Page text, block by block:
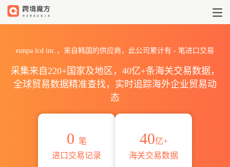
eunpa lcd inc.，来自韩国的供应商，此公司累计有 - 笔进口交易
采集来自220+国家及地区，40亿+条海关交易数据，
全球贸易数据精准查找，实时追踪海外企业贸易动
态
0 笔
进口交易记录
40亿+
海关交易数据